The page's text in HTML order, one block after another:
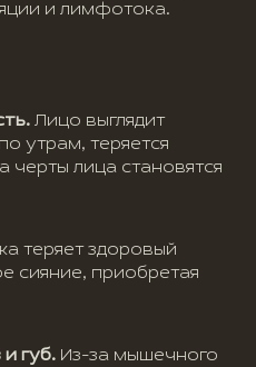
и лимфотока.
Лицо выглядит
утрам, теряется
черты лица становятся
теряет здоровый
сияние, приобретая
губ. Из-за мышечного